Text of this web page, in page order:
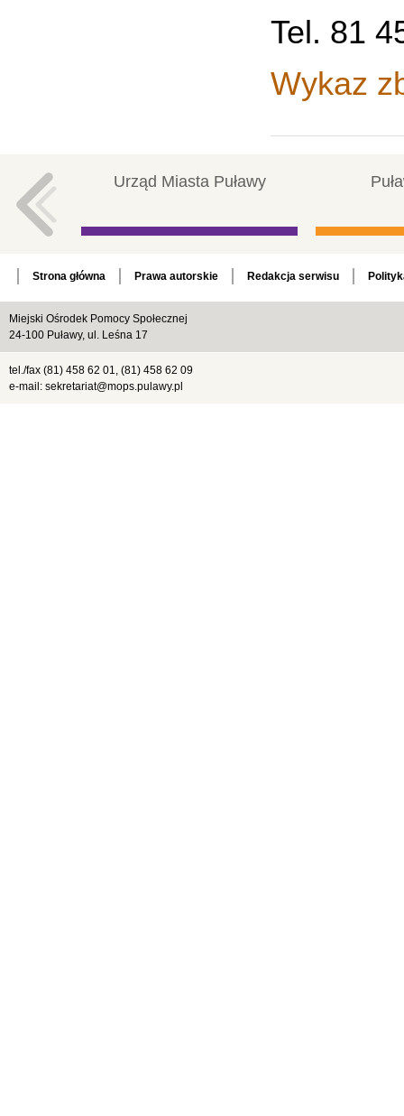
Tel. 81
Wykaz
Urząd Miasta Puławy
Strona główna Prawa autorskie Redakcja serwisu
Miejski Ośrodek Pomocy Społecznej
24-100 Puławy, ul. Leśna 17
tel./fax (81) 458 62 01, (81) 458 62 09
e-mail: sekretariat@mops.pulawy.pl